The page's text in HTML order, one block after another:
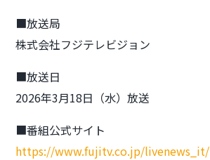
■放送局
株式会社フジテレビジョン
■放送日
2026年3月18日（水）放送
■番組公式サイト
https://www.fujitv.co.jp/livenews_it/